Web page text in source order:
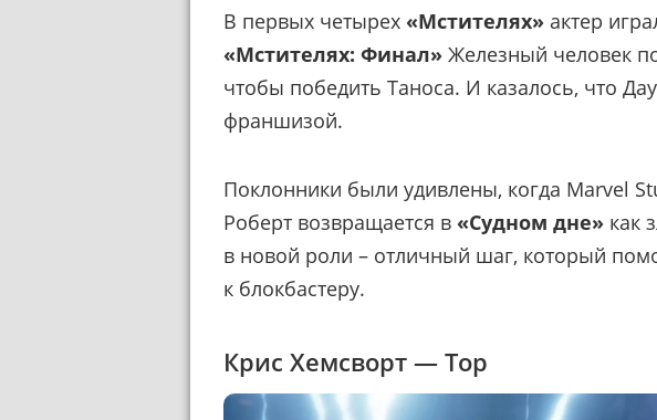
В первых четырех «Мстителях» актер
«Мстителях: Финал» Железный человек
чтобы победить Таноса. И казалось, что
франшизой.
Поклонники были удивлены, когда Marvel
Роберт возвращается в «Судном дне» как
в новой роли – отличный шаг, который
к блокбастеру.
Крис Хемсворт — Тор